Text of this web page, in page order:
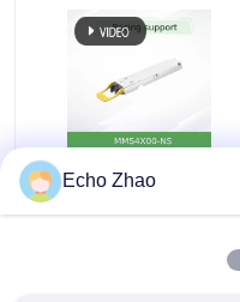
MMS4X00-Ns 800gbps
ツインポート OSfp
Echo Zhao